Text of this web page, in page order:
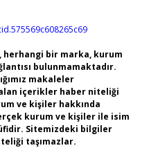
bir marka, kurum
bulunmamaktadır.
makaleler
içerikler haber niteliği
ve kişiler hakkında
kurum ve kişiler ile isim
Sitemizdeki bilgiler
taşımazlar.